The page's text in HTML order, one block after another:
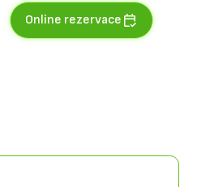
Online rezervace